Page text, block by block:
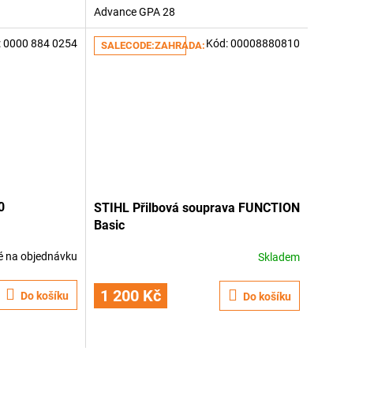
Advance GPA 28
na objednávku
Do košíku
0000 884 0254 SALECODE:ZAHRADA:5:%
STIHL Přilbová souprava FUNCTION
Basic
Skladem
1 200 Kč Do košíku
Kód:00008880810